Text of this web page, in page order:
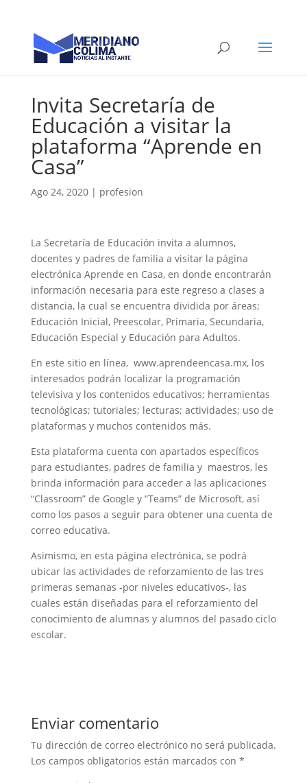
Invita Secretaría de
Educación a visitar la
plataforma “Aprende en
Casa”
Ago 24, 2020| profesion
La Secretaría de Educación invita a alumnos,
docentes y padres de familia a visitar la página
electrónica Aprende en Casa, en donde encontrarán
información necesaria para este regreso a clases a
distancia, la cual se encuentra dividida por áreas;
Educación Inicial, Preescolar, Primaria, Secundaria,
Educación Especial y Educación para Adultos.
En este sitio en línea, www.aprendeencasa.mx, los
interesados podrán localizar la programación
televisiva y los contenidos educativos; herramientas
tecnológicas; tutoriales; lecturas; actividades; uso de
plataformas y muchos contenidos más.
Esta plataforma cuenta con apartados específicos
para estudiantes, padres de familia y maestros, les
brinda información para acceder a las aplicaciones
“Classroom” de Google y “Teams” de Microsoft, así
como los pasos a seguir para obtener una cuenta de
correo educativa.
Asimismo, en esta página electrónica, se podrá
ubicar las actividades de reforzamiento de las tres
primeras semanas -por niveles educativos-, las
cuales están diseñadas para el reforzamiento del
conocimiento de alumnas y alumnos del pasado ciclo
escolar.
Enviar comentario
Tu dirección de correo electrónico no será publicada.
Los campos obligatorios están marcados con *